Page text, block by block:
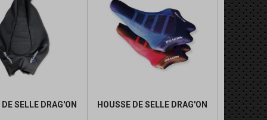
DE SELLE DRAG'ON HOUSSE DE SELLE DRAG'ON